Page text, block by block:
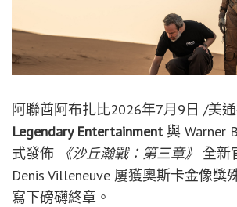
阿聯酋阿布扎比2026年7月9日 /美
Legendary Entertainment 與 Warner
式發佈
《沙丘瀚戰：第三章》
全新
Denis Villeneuve 屢獲奧斯卡金像獎
寫下磅礴終章。